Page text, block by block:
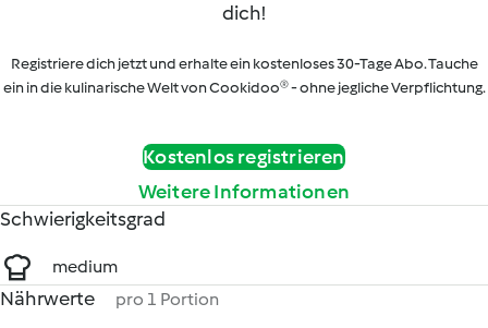
dich!
Registriere dich jetzt und erhalte ein kostenloses 30-Tage Abo. Tauche
ein in die kulinarische Welt von Cookidoo® - ohne jegliche Verpflichtung.
Kostenlos registrieren
Weitere Informationen
Schwierigkeitsgrad
medium
Nährwerte pro 1 Portion